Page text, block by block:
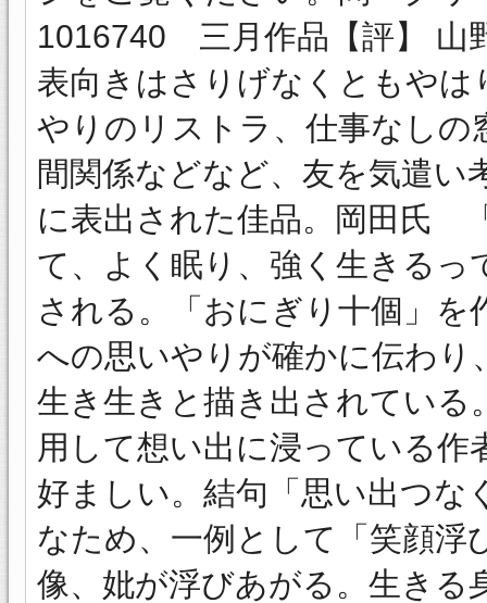
1016740 三月作品【評】 山
表向きはさりげなくともや
やりのリストラ、仕事なしの
間関係などなど、友を気遣い
に表出された佳品。岡田氏
て、よく眠り、強く生きる
される。「おにぎり十個」
への思いやりが確かに伝わり
生き生きと描き出されてい
用して想い出に浸っている
好ましい。結句「思い出つな
なため、一例として「笑顔浮
像、妣が浮びあがる。生きる